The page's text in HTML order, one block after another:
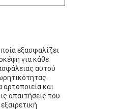
εξασφαλίζει
για κάθε
αυτού
αρτοποιεία και
απαιτήσεις του